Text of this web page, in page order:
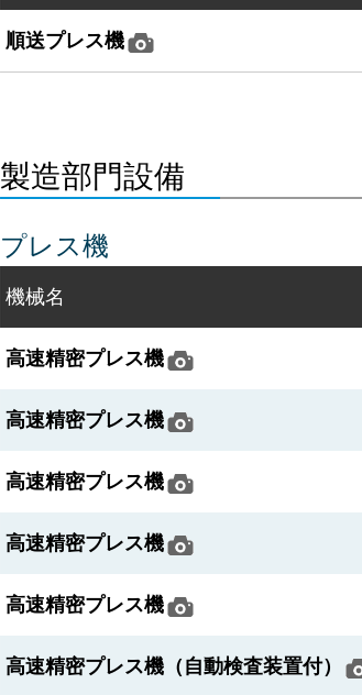
順送プレス機
製造部門設備
プレス機
機械名
高速精密プレス機
高速精密プレス機
高速精密プレス機
高速精密プレス機
高速精密プレス機
高速精密プレス機（自動検査装置付）